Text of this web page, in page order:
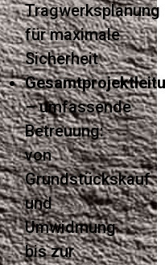
Tragwerksplanung
für maximale
Sicherheit
– umfassende
Betreuung:
von
Grundstückskauf
und
Umwidmung
bis zur